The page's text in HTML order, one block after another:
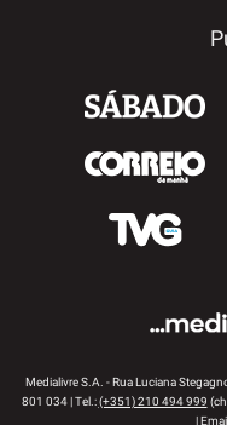
Medialivre S.A. - Rua Luciana
801 034 | Tel.:(+351) 210 494 999
|